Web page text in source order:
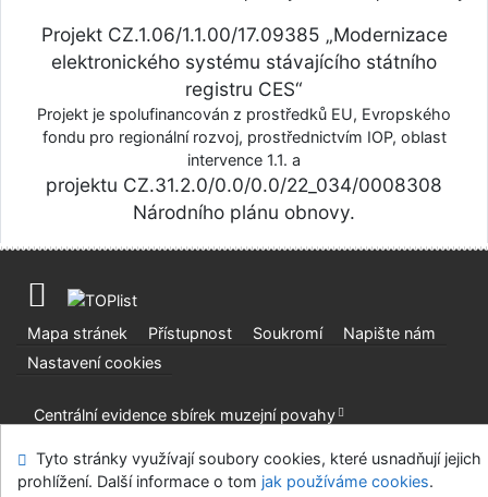
Projekt CZ.1.06/1.1.00/17.09385 „Modernizace
elektronického systému stávajícího státního
registru CES“
Projekt je spolufinancován z prostředků EU, Evropského
fondu pro regionální rozvoj, prostřednictvím IOP, oblast
intervence 1.1. a
projektu CZ.31.2.0/0.0/0.0/22_034/0008308
Národního plánu obnovy.
Mapa stránek Přístupnost Soukromí
Napište nám
Nastavení cookies
Centrální evidence sbírek muzejní povahy
©1993-2026
v.4.8.63a Cosmotron Bohemia, s.r.o.
Tyto stránky využívají soubory cookies, které usnadňují jejich
prohlížení. Další informace o tom jak používáme cookies.